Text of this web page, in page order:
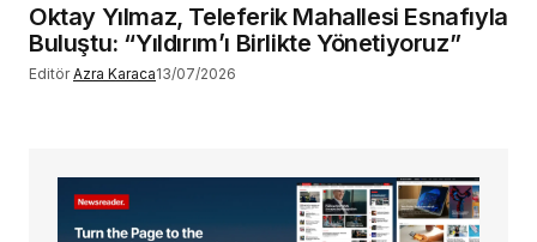
Oktay Yılmaz, Teleferik Mahallesi Esnafıyla
Buluştu: “Yıldırım’ı Birlikte Yönetiyoruz”
Editör Azra Karaca13/07/2026